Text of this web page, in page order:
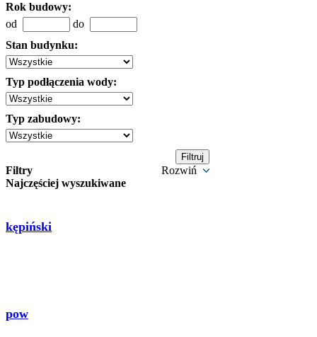
Rok budowy:
od
do
Stan budynku:
Typ podłączenia wody:
Typ zabudowy:
Filtry
Rozwiń
Najczęściej wyszukiwane
kępiński
pow